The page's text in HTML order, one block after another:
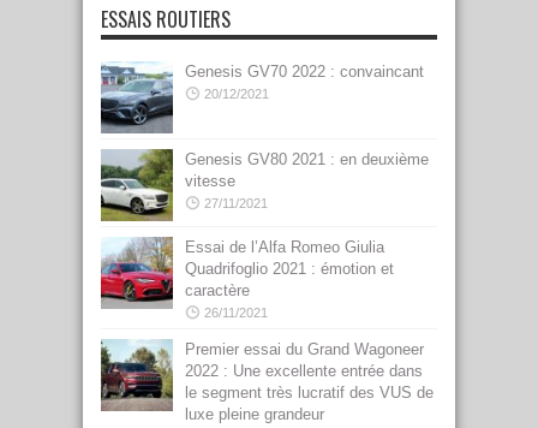
ESSAIS ROUTIERS
Genesis GV70 2022 : convaincant
20/12/2021
Genesis GV80 2021 : en deuxième
vitesse
27/11/2021
Essai de l’Alfa Romeo Giulia
Quadrifoglio 2021 : émotion et
caractère
26/11/2021
Premier essai du Grand Wagoneer
2022 : Une excellente entrée dans
le segment très lucratif des VUS de
luxe pleine grandeur